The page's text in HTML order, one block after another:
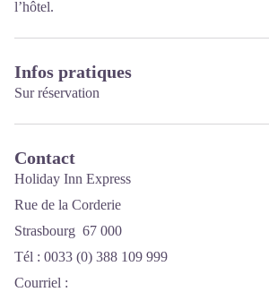
l’hôtel.
Infos pratiques
Sur réservation
Contact
Holiday Inn Express
Rue de la Corderie
Strasbourg 67 000
Tél : 0033 (0) 388 109 999
Courriel :